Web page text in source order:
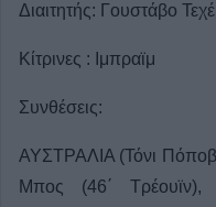
Διαιτητής: Γουστάβο
Κίτρινες : Ιμπραϊμ
Συνθέσεις:
ΑΥΣΤΡΑΛΙΑ (Τόνι
Μπος (46΄ Τρέουϊν),